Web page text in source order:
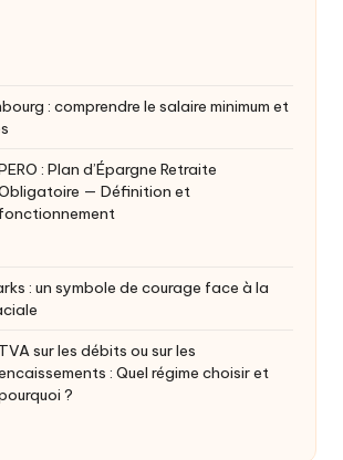
: comprendre le salaire minimum et
: Plan d’Épargne Retraite
— Définition et
fonctionnement
: un symbole de courage face à la
TVA sur les débits ou sur les
: Quel régime choisir et
?